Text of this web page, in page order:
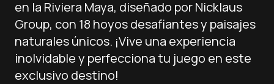
en la Riviera Maya, diseñado por Nicklaus
Group, con 18 hoyos desafiantes y paisajes
naturales únicos. ¡Vive una experiencia
inolvidable y perfecciona tu juego en este
exclusivo destino!